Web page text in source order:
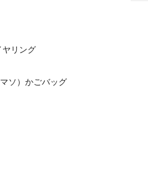
ヤリング
ソ）かごバッグ